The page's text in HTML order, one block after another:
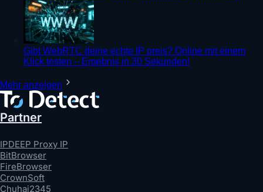
Gibt WebRTC deine echte IP preis? Online mit einem
Klick testen – Ergebnis in 30 Sekunden!
Mehr anzeigen
Partner
IPDEEP Proxy IP
BitBrowser
FireBrowser
CrownSoft
Chuhai2345